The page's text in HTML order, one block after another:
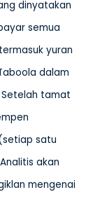
dinyatakan
semua
yuran
dalam
tamat
satu
akan
mengenai